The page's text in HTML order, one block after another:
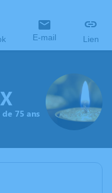
E-mail Lien
75 ans